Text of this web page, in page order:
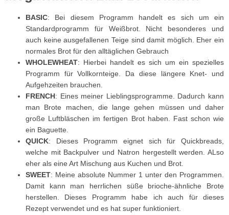
BASIC: Bei diesem Programm handelt es sich um ein
Standardprogramm für Weißbrot. Nicht besonderes und
auch keine ausgefallenen Teige sind damit möglich. Eher ein
normales Brot für den alltäglichen Gebrauch
WHOLEWHEAT: Hierbei handelt es sich um ein spezielles
Programm für Vollkornteige. Da diese längere Knet- und
Aufgehzeiten brauchen.
FRENCH: Eines meiner Lieblingsprogramme. Dadurch kann
man Brote machen, die lange gehen müssen und daher
große Luftbläschen im fertigen Brot haben. Fast schon wie
ein Baguette.
QUICK: Dieses Programm eignet sich für Quickbreads,
welche mit Backpulver und Natron hergestellt werden. ALso
eher als eine Art Mischung aus Kuchen und Brot.
SWEET: Meine absolute Nummer 1 unter den Programmen.
Damit kann man herrlichen süße brioche-ähnliche Brote
herstellen. Dieses Programm habe ich auch für dieses
Rezept verwendet und es hat super funktioniert.